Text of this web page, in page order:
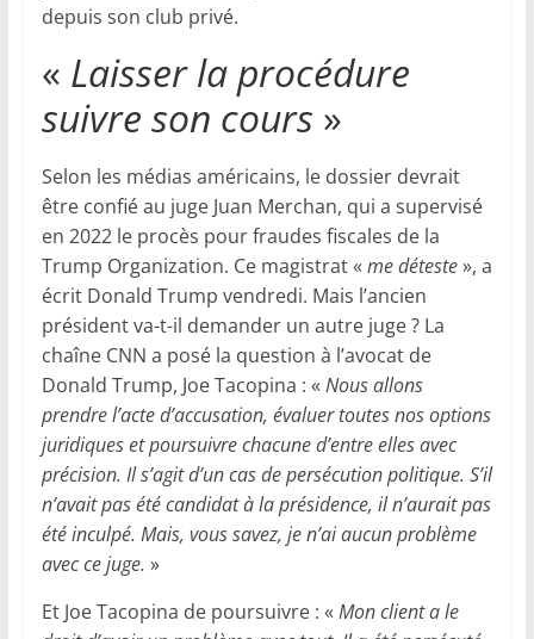
depuis son club privé.
« Laisser la procédure
suivre son cours »
Selon les médias américains, le dossier devrait
être confié au juge Juan Merchan, qui a supervisé
en 2022 le procès pour fraudes fiscales de la
Trump Organization. Ce magistrat « me déteste», a
écrit Donald Trump vendredi. Mais l’ancien
président va-t-il demander un autre juge ? La
chaîne CNN a posé la question à l’avocat de
Donald Trump, Joe Tacopina : « Nous allons
prendre l’acte d’accusation, évaluer toutes nos options
juridiques et poursuivre chacune d’entre elles avec
précision. Il s’agit d’un cas de persécution politique. S’il
n’avait pas été candidat à la présidence, il n’aurait pas
été inculpé. Mais, vous savez, je n’ai aucun problème
avec ce juge. »
Et Joe Tacopina de poursuivre : « Mon client a le